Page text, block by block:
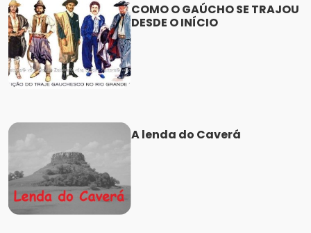
COMO O GAÚCHO SE TRAJOU
DESDE O INÍCIO
A lenda do Caverá